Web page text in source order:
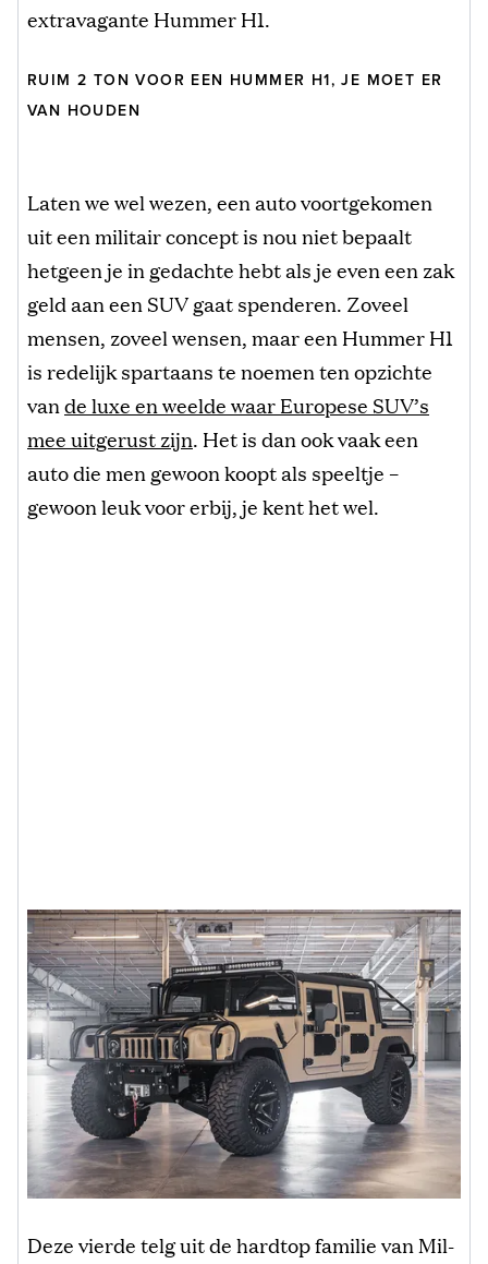
extravagante Hummer H1.
RUIM 2 TON VOOR EEN HUMMER H1, JE MOET ER
VAN HOUDEN
Laten we wel wezen, een auto voortgekomen
uit een militair concept is nou niet bepaalt
hetgeen je in gedachte hebt als je even een zak
geld aan een SUV gaat spenderen. Zoveel
mensen, zoveel wensen, maar een Hummer H1
is redelijk spartaans te noemen ten opzichte
vande luxe en weelde waar Europese SUV’s
mee uitgerust zijn. Het is dan ook vaak een
auto die men gewoon koopt als speeltje –
gewoon leuk voor erbij, je kent het wel.
Deze vierde telg uit de hardtop familie van Mil-